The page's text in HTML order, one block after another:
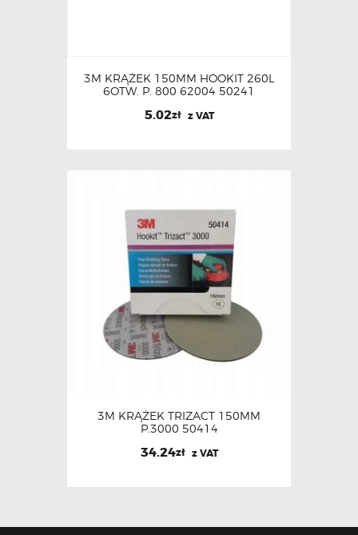
3M KRĄŻEK 150MM HOOKIT 260L
6OTW. P. 800 62004 50241
5.02zł z VAT
3M KRĄŻEK TRIZACT 150MM
P.3000 50414
34.24zł z VAT